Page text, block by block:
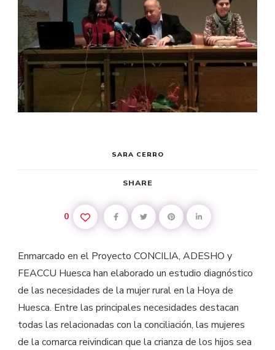
SARA CERRO
SHARE
0
Enmarcado en el Proyecto CONCILIA, ADESHO y
FEACCU Huesca han elaborado un estudio diagnóstico
de las necesidades de la mujer rural en la Hoya de
Huesca. Entre las principales necesidades destacan
todas las relacionadas con la conciliación, las mujeres
de la comarca reivindican que la crianza de los hijos sea